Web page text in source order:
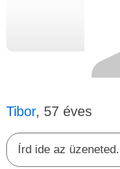
Tibor, 57 éves